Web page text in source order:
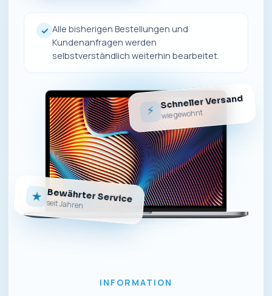
✓ Alle bisherigen Bestellungen und
Kundenanfragen werden
selbstverständlich weiterhin bearbeitet.
⚡ Schneller Versand
wie gewohnt
★ Bewährter Service
seit Jahren
INFORMATION